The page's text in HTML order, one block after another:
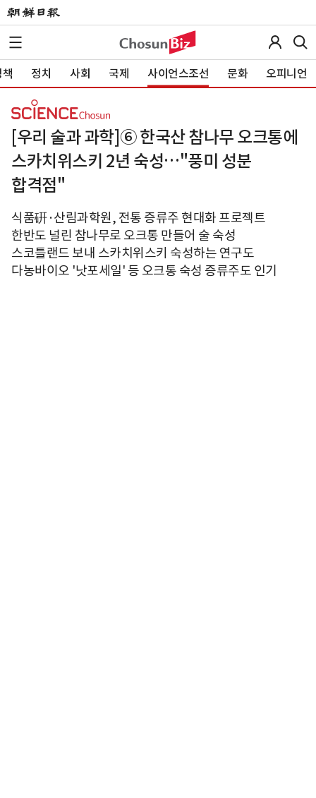
정치 사회 국제 사이언스조선 문화 오피니언
[우리 술과 과학]⑥ 한국산 참나무 오크통에
스카치위스키 2년 숙성…"풍미 성분
합격점"
식품硏·산림과학원, 전통 증류주 현대화 프로젝트
한반도 널린 참나무로 오크통 만들어 술 숙성
스코틀랜드 보내 스카치위스키 숙성하는 연구도
다농바이오 '낫포세일' 등 오크통 숙성 증류주도 인기